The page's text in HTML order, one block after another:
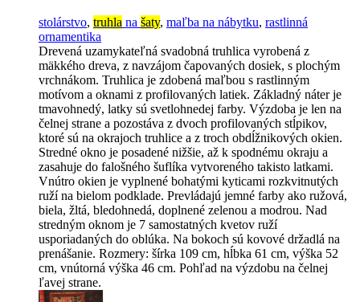
stolárstvo, truhla na šaty, maľba na nábytku, rastlinná
ornamentika
Drevená uzamykateľná svadobná truhlica vyrobená z
mäkkého dreva, z navzájom čapovaných dosiek, s plochým
vrchnákom. Truhlica je zdobená maľbou s rastlinným
motívom a oknami z profilovaných latiek. Základný náter je
tmavohnedý, latky sú svetlohnedej farby. Výzdoba je len na
čelnej strane a pozostáva z dvoch profilovaných stĺpikov,
ktoré sú na okrajoch truhlice a z troch obdĺžnikových okien.
Stredné okno je posadené nižšie, až k spodnému okraju a
zasahuje do falošného šuflíka vytvoreného takisto latkami.
Vnútro okien je vyplnené bohatými kyticami rozkvitnutých
ruží na bielom podklade. Prevládajú jemné farby ako ružová,
biela, žltá, bledohnedá, doplnené zelenou a modrou. Nad
stredným oknom je 7 samostatných kvetov ruží
usporiadaných do oblúka. Na bokoch sú kovové držadlá na
prenášanie. Rozmery: šírka 109 cm, hĺbka 61 cm, výška 52
cm, vnútorná výška 46 cm. Pohľad na výzdobu na čelnej
ľavej strane.